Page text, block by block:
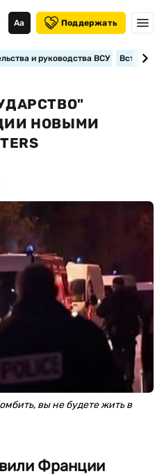
Аа Поддержать
и руководства ВСУ
НОВЫМИ
вы не будете жить в
Франции